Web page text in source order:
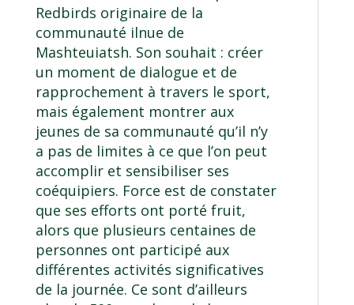
Redbirds originaire de la
communauté ilnue de
Mashteuiatsh. Son souhait : créer
un moment de dialogue et de
rapprochement à travers le sport,
mais également montrer aux
jeunes de sa communauté qu’il n’y
a pas de limites à ce que l’on peut
accomplir et sensibiliser ses
coéquipiers. Force est de constater
que ses efforts ont porté fruit,
alors que plusieurs centaines de
personnes ont participé aux
différentes activités significatives
de la journée. Ce sont d’ailleurs